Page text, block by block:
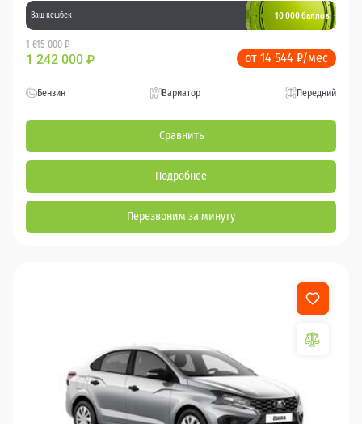
Ваш кешбек 10 000 баллов
1 615 000 ₽
1 242 000 ₽ от 14 544 ₽/мес
Бензин Вариатор Передний
Сравнить
Подробнее
Перезвоним за минуту